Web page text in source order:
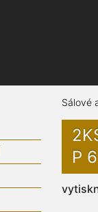
Sálové
P